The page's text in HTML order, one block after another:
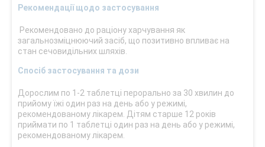
Рекомендації щодо застосування
Рекомендовано до раціону харчування як
загальнозміцнюючий засіб, що позитивно впливає на
стан сечовидільних шляхів.
Спосіб застосування та дози
Дорослим по 1-2 таблетці перорально за 30 хвилин до
прийому їжі один раз на день або у режимі,
рекомендованому лікарем. Дітям старше 12 років
приймати по 1 таблетці один раз на день або у режимі,
рекомендованому лікарем.